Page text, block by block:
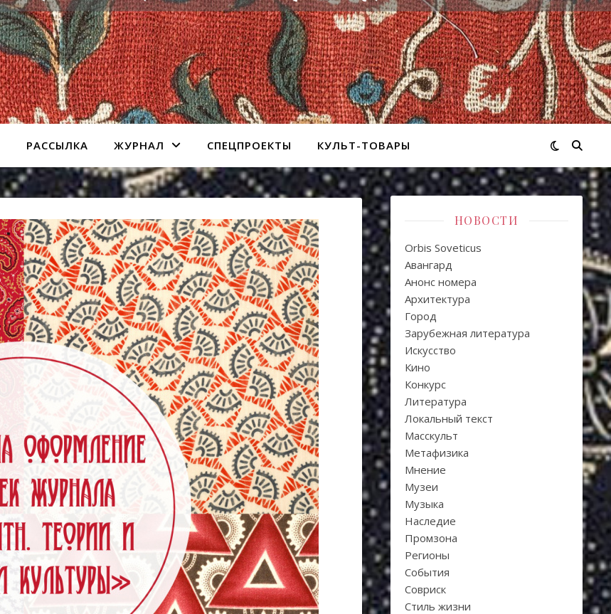
РАССЫЛКА ЖУРНАЛ СПЕЦПРОЕКТЫ КУЛЬТ-ТОВАРЫ
НОВОСТИ
Orbis Soveticus
Авангард
Анонс номера
Архитектура
Город
Зарубежная литература
Искуcство
Кино
Конкурс
Литература
Локальный текст
Масскульт
Метафизика
Мнение
Музеи
Музыка
Наследие
Промзона
Регионы
События
Совриск
Стиль жизни